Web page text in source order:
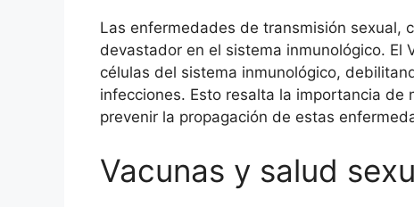
Las enfermedades de transmisión sexual,
devastador en el sistema inmunológico. El
células del sistema inmunológico,
infecciones. Esto resalta la importancia de
prevenir la propagación de estas
Vacunas y salud